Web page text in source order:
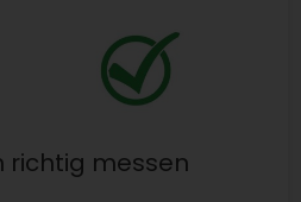
richtig messen